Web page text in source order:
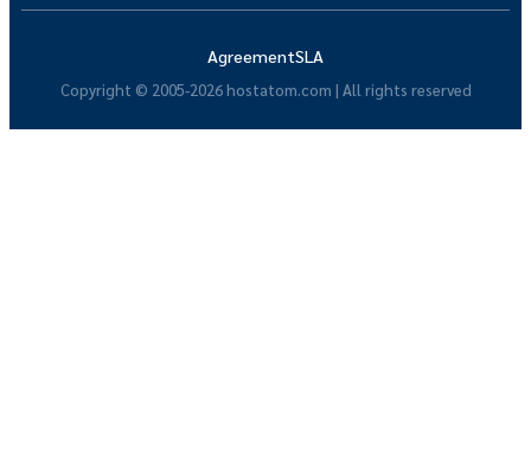
Copyright © 2005-2026 hostatom.com | All rights reserved
AgreementSLA